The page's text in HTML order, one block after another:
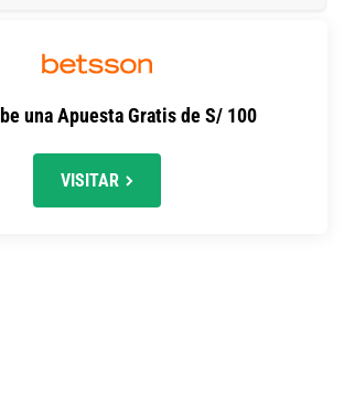
una Apuesta Gratis de S/ 100
VISITAR